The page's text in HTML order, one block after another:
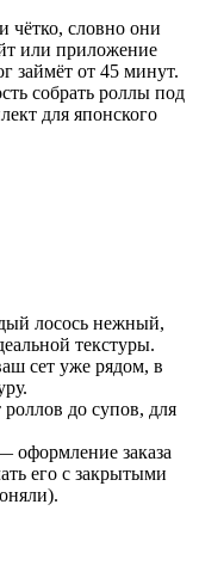
чётко, словно они
или приложение
займёт от 45 минут.
собрать роллы под
для японского
лосось нежный,
текстуры.
сет уже рядом, в
до супов, для
оформление заказа
его с закрытыми